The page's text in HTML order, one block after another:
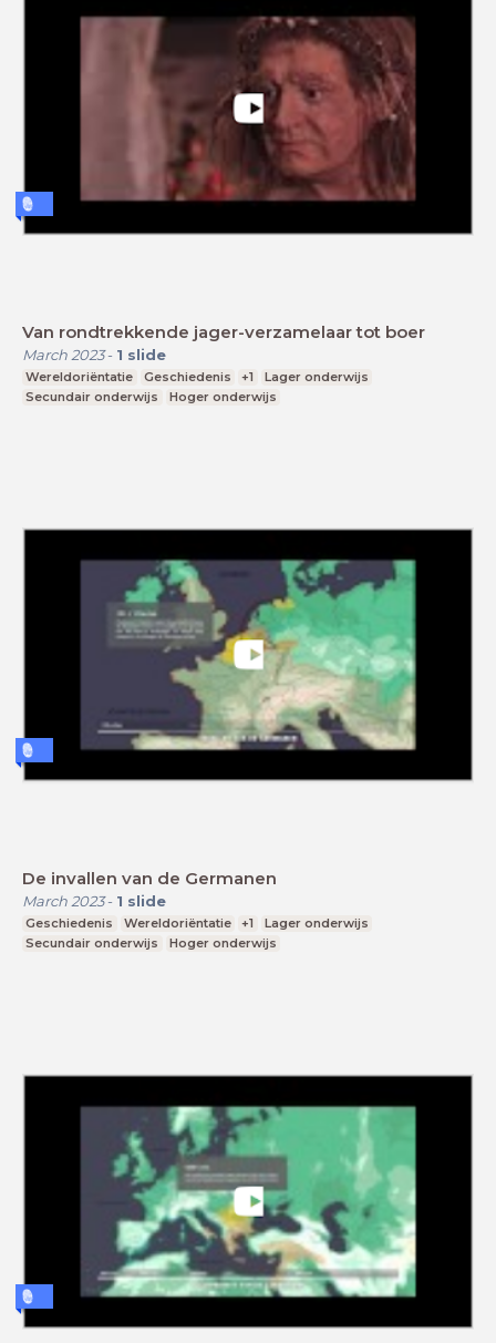
Van rondtrekkende jager-verzamelaar tot boer
March 2023- 1 slide
Wereldoriëntatie Geschiedenis +1
Lager onderwijs
Secundair onderwijs
Hoger onderwijs
De invallen van de Germanen
March 2023- 1 slide
Geschiedenis Wereldoriëntatie +1
Lager onderwijs
Secundair onderwijs
Hoger onderwijs